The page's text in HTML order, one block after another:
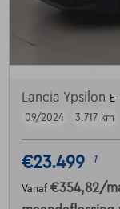
Lancia Ypsilon
09/2024
3.717 km
€23.499 1
Vanaf €354,82/